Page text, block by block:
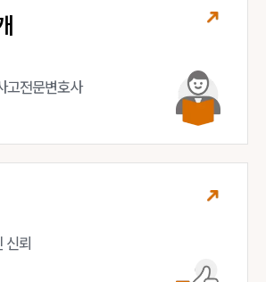
고전문변호사
신뢰